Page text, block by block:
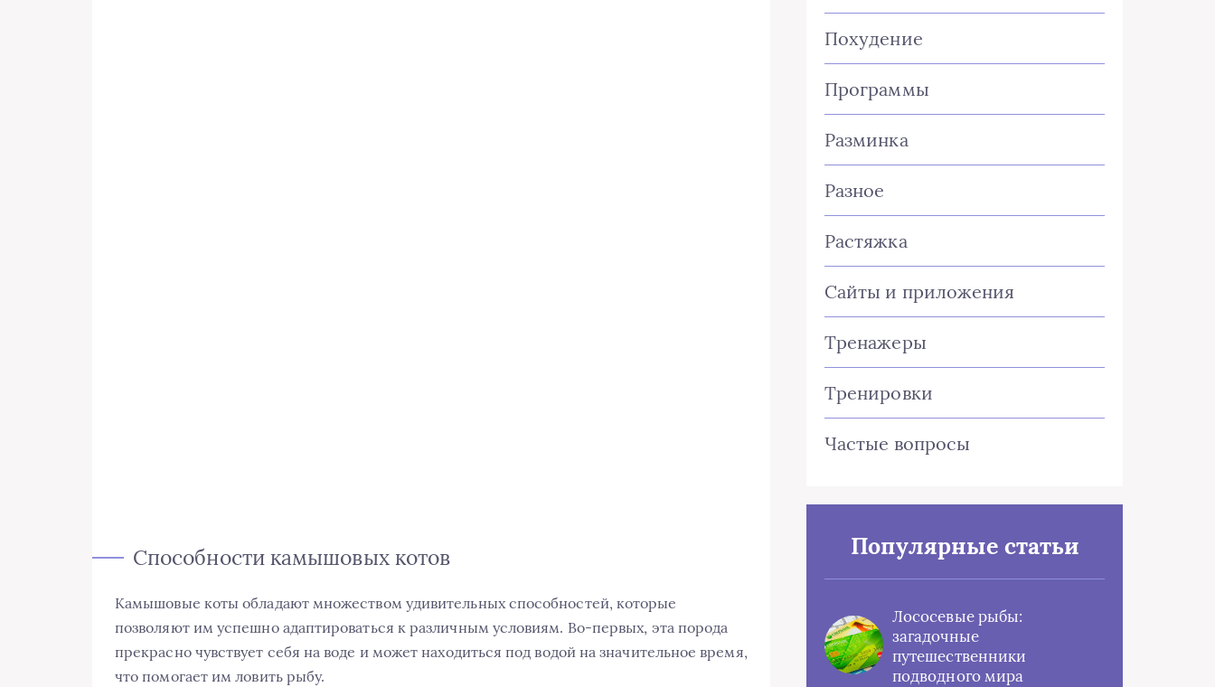
Способности камышовых котов
Камышовые коты обладают множеством удивительных способностей, которые
позволяют им успешно адаптироваться к различным условиям. Во-первых, эта порода
прекрасно чувствует себя на воде и может находиться под водой на значительное время,
что помогает им ловить рыбу.
Похудение
Программы
Разминка
Разное
Растяжка
Сайты и приложения
Тренажеры
Тренировки
Частые вопросы
Популярные статьи
Лососевые рыбы:
загадочные
путешественники
подводного мира